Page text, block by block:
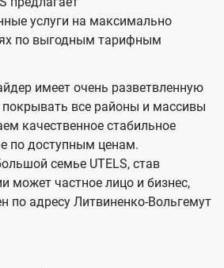
д
е
и
я
услуги на максимально
по выгодным тарифным
имеет очень разветвленную
покрывать все районы и массивы
качественное стабильное
по доступным ценам.
семье UTELS, став
может частное лицо и бизнес,
по адресу Литвиненко-Вольгемут